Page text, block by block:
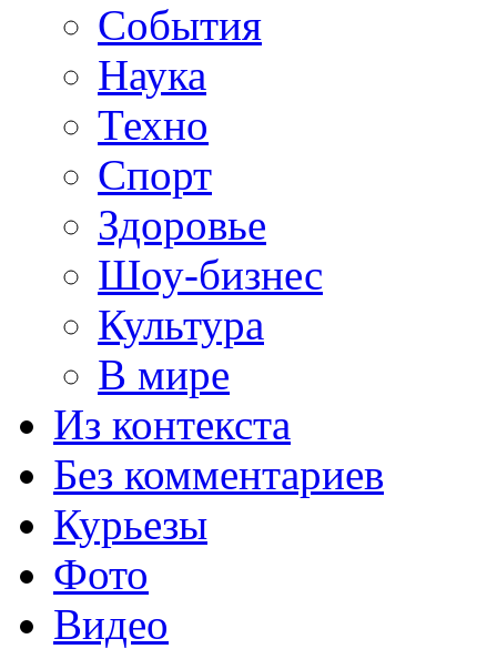
События
Наука
Техно
Спорт
Здоровье
Шоу-бизнес
Культура
В мире
Из контекста
Без комментариев
Курьезы
Фото
Видео